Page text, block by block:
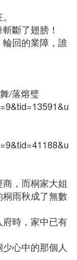
斷了翅膀！
回的業障，誰
/落熔璧
，而桐家大姐
雨秋成了無數
時，家中已有
心中的那個人